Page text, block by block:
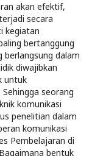
akan efektif,
secara
kegiatan
bertanggung
dalam
diwajibkan
untuk
seorang
komunikasi
penelitian dalam
komunikasi
Pembelajaran di
bentuk